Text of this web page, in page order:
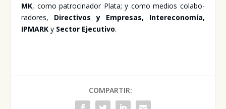
MK, como patro­ci­na­dor Pla­ta; y como medios cola­bo­
ra­do­res, Direc­ti­vos y Empre­sas, Inter­eco­no­mía,
IPMARK y Sec­tor Eje­cu­ti­vo.
COMPARTIR: